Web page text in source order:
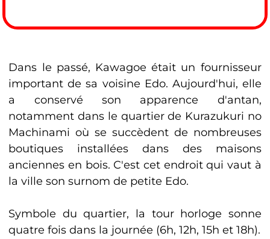
Dans le passé, Kawagoe était un fournisseur
important de sa voisine Edo. Aujourd'hui, elle
a conservé son apparence d'antan,
notamment dans le quartier de Kurazukuri no
Machinami où se succèdent de nombreuses
boutiques installées dans des maisons
anciennes en bois. C'est cet endroit qui vaut à
la ville son surnom de petite Edo.
Symbole du quartier, la tour horloge sonne
quatre fois dans la journée (6h, 12h, 15h et 18h).